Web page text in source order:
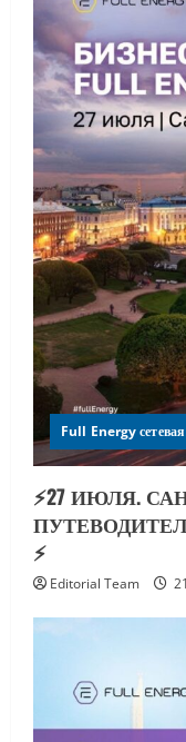
Full Energy
⚡️27 ИЮЛЯ.
⚡️
Editorial Team